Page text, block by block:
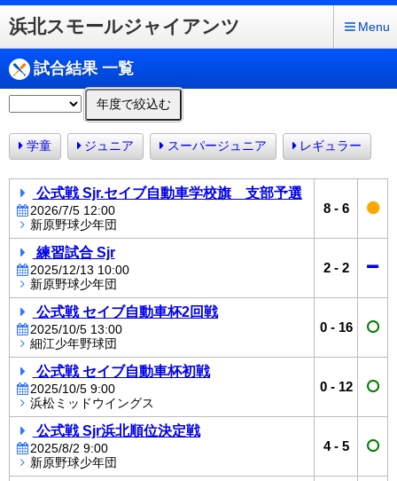
浜北スモールジャイアンツ Menu
試合結果 一覧
年度で絞込む
学童 ジュニア スーパージュニア レギュラー
公式戦 Sjr.セイブ自動車学校旗 支部予選
2026/7/5 12:00
新原野球少年団
8- 6
練習試合 Sjr
2025/12/13 10:00
新原野球少年団
2- 2
公式戦 セイブ自動車杯2回戦
2025/10/5 13:00
細江少年野球団
0- 16
公式戦 セイブ自動車杯初戦
2025/10/5 9:00
浜松ミッドウイングス
0- 12
公式戦 Sjr浜北順位決定戦
2025/8/2 9:00
新原野球少年団
4- 5